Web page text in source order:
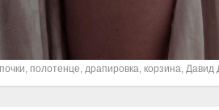
, полотенце, драпировка, корзина, Давид